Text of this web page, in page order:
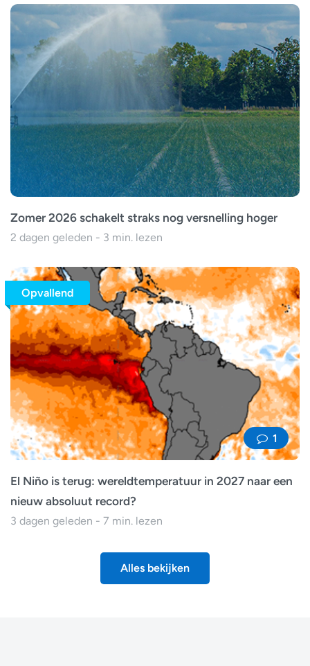
Zomer 2026 schakelt straks nog versnelling hoger
2 dagen geleden - 3 min. lezen
1
Opvallend
El Niño is terug: wereldtemperatuur in 2027 naar een
nieuw absoluut record?
3 dagen geleden - 7 min. lezen
Alles bekijken